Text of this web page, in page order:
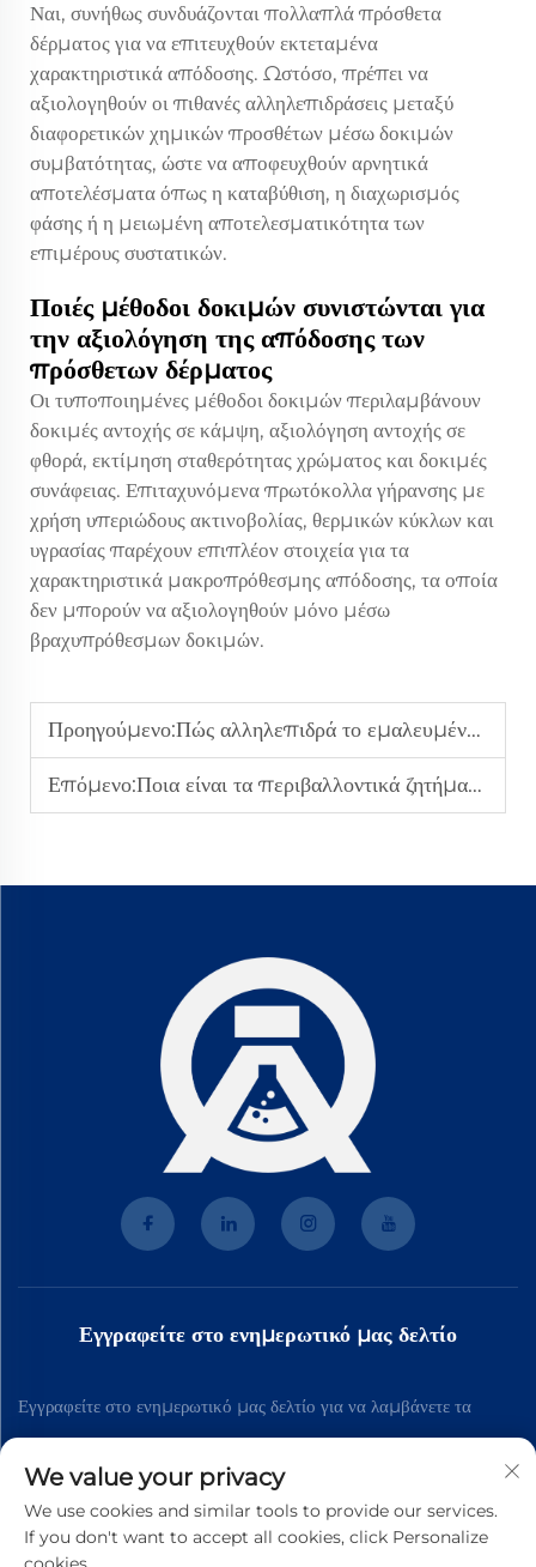
Ναι, συνήθως συνδυάζονται πολλαπλά πρόσθετα
δέρματος για να επιτευχθούν εκτεταμένα
χαρακτηριστικά απόδοσης. Ωστόσο, πρέπει να
αξιολογηθούν οι πιθανές αλληλεπιδράσεις μεταξύ
διαφορετικών χημικών προσθέτων μέσω δοκιμών
συμβατότητας, ώστε να αποφευχθούν αρνητικά
αποτελέσματα όπως η καταβύθιση, η διαχωρισμός
φάσης ή η μειωμένη αποτελεσματικότητα των
επιμέρους συστατικών.
Ποιές μέθοδοι δοκιμών συνιστώνται για
την αξιολόγηση της απόδοσης των
πρόσθετων δέρματος
Οι τυποποιημένες μέθοδοι δοκιμών περιλαμβάνουν
δοκιμές αντοχής σε κάμψη, αξιολόγηση αντοχής σε
φθορά, εκτίμηση σταθερότητας χρώματος και δοκιμές
συνάφειας. Επιταχυνόμενα πρωτόκολλα γήρανσης με
χρήση υπεριώδους ακτινοβολίας, θερμικών κύκλων και
υγρασίας παρέχουν επιπλέον στοιχεία για τα
χαρακτηριστικά μακροπρόθεσμης απόδοσης, τα οποία
δεν μπορούν να αξιολογηθούν μόνο μέσω
βραχυπρόθεσμων δοκιμών.
Προηγούμενο:Πώς αλληλεπιδρά το εμαλευμένο σιλικόνη με άλλα χημικά δέρματος;
Επόμενο:Ποια είναι τα περιβαλλοντικά ζητήματα σχετικά με τις χημικές ουσίες του δέρματος;
Εγγραφείτε στο ενημερωτικό μας δελτίο
Εγγραφείτε στο ενημερωτικό μας δελτίο για να λαμβάνετε τα
τελευταία νέα της βιομηχανίας, ενημερώσεις και πληροφορίες από
την ομάδα μας.
We value your privacy
We use cookies and similar tools to provide our services.
If you don't want to accept all cookies, click Personalize